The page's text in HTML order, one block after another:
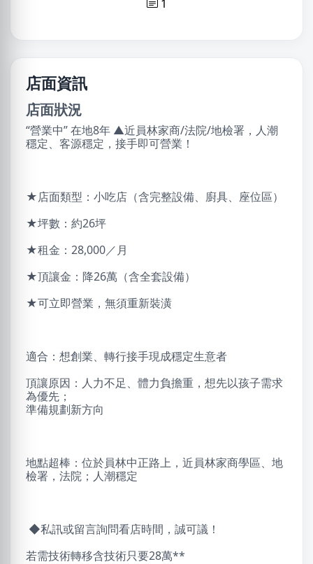
1
店面資訊
店面狀況
“營業中” 在地8年 ▲近員林家商/法院/地檢署，人潮
穩定、客源穩定，接手即可營業！
★店面類型：小吃店（含完整設備、廚具、座位區）
★坪數：約26坪
★租金：28,000／月
★頂讓金：降26萬（含全套設備）
★可立即營業，無須重新裝潢
適合：想創業、轉行接手現成穩定生意者
頂讓原因：人力不足、體力負擔重，想先以孩子需求
為優先；
準備規劃新方向
地點超棒：位於員林中正路上，近員林家商學區、地
檢署，法院；人潮穩定
◆私訊或留言詢問看店時間，誠可議！
若需技術轉移含技術只要28萬**